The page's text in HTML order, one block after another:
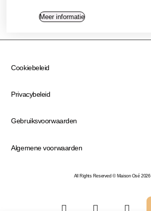
Meer informatie
Cookiebeleid
Privacybeleid
Gebruiksvoorwaarden
Algemene voorwaarden
All Rights Reserved © Maison Osé 2026